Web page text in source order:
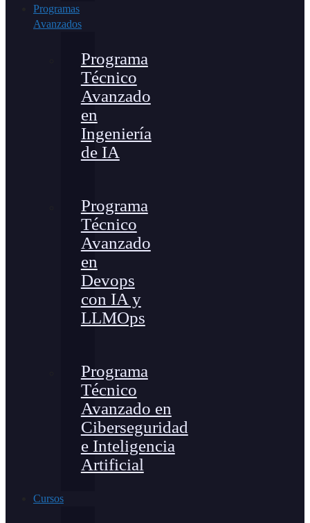
Programas
Avanzados
Programa
Técnico
Avanzado
en
Ingeniería
de IA
Programa
Técnico
Avanzado
en
Devops
con IA y
LLMOps
Programa
Técnico
Avanzado en
Ciberseguridad
e Inteligencia
Artificial
Cursos